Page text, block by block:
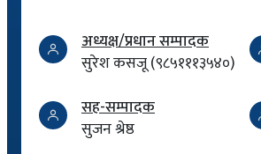
अध्यक्ष/प्रधान सम्पादक
सुरेश कसजू (९८५१११३५४०)
सह-सम्पादक
सुजन श्रेष्ठ